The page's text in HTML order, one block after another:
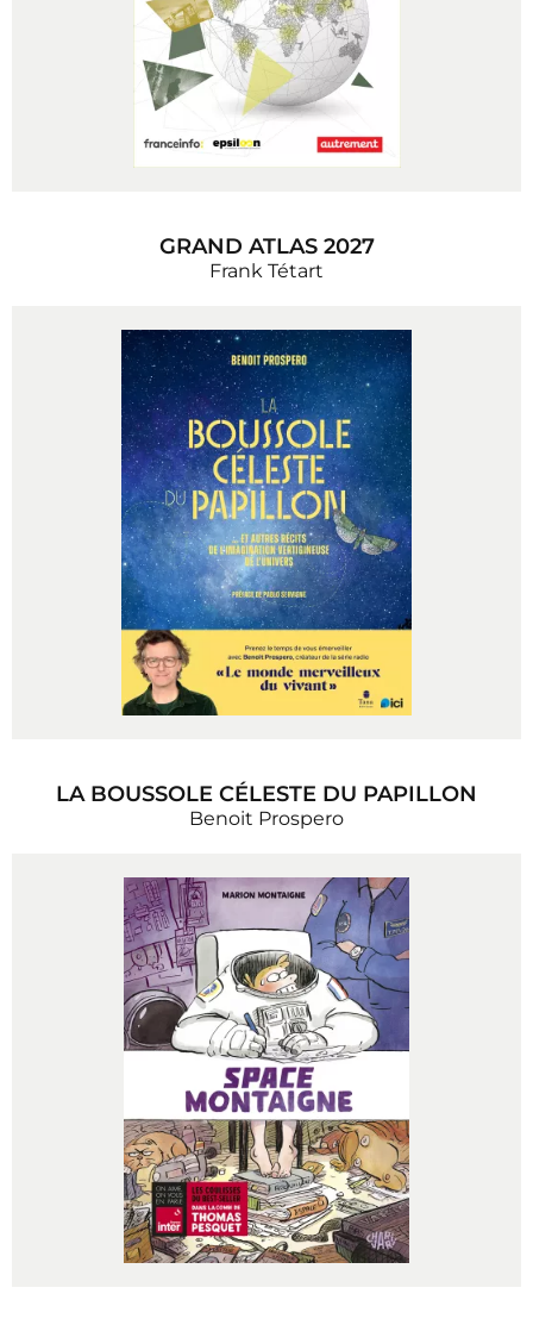
GRAND ATLAS 2027
Frank Tétart
LA BOUSSOLE CÉLESTE DU PAPILLON
Benoit Prospero